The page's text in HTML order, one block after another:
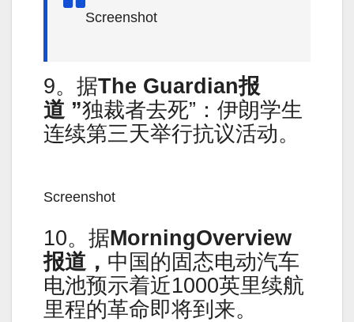
Screenshot
9。据The Guardian报
道”独裁者去死”：伊朗学生
连续第三天举行抗议活动。
Screenshot
10。据MorningOverview
报道， 中国的固态电动汽车
电池预示着近1000英里续航
里程的革命即将到来。